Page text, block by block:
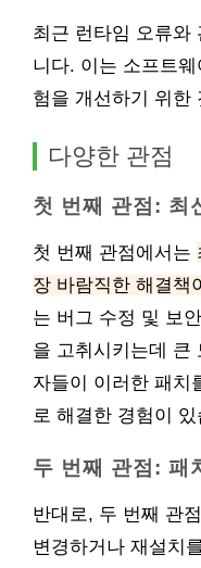
최근 런타임 오류와
니다. 이는 소프트
험을 개선하기 위한
다양한 관점
첫 번째 관점: 최
첫 번째 관점에서는
장 바람직한 해결책
는 버그 수정 및 보
을 고취시키는데 큰
자들이 이러한 패치
로 해결한 경험이 있
두 번째 관점: 패
반대로, 두 번째 관
변경하거나 재설치